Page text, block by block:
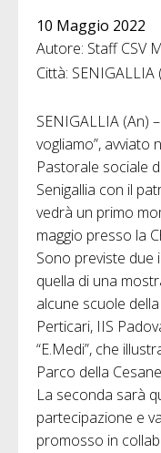
10 Maggio 2022
Autore: Staff CSV
Città: SENIGALLIA
SENIGALLIA (An)
vogliamo”, avviato
Pastorale sociale
Senigallia con il
vedrà un primo
maggio presso la
Sono previste due
quella di una
alcune scuole
Perticari, IIS
“E.Medi”, che
Parco della
La seconda sarà
partecipazione e
promosso in